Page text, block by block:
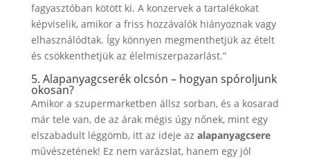
fagyasztóban kötött ki. A konzervek a tartalékokat
képviselik, amikor a friss hozzávalók hiányoznak vagy
elhasználódtak. Így könnyen megmenthetjük az ételt
és csökkenthetjük az élelmiszerpazarlást.”
5. Alapanyagcserék olcsón – hogyan spóroljunk
okosan?
Amikor a szupermarketben állsz sorban, és a kosarad
már tele van, de az árak mégis úgy nőnek, mint egy
elszabadult léggömb, itt az ideje az alapanyagcsere
művészetének! Ez nem varázslat, hanem egy jól